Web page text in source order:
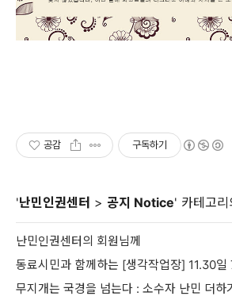
공감 구독하기
'난민인권센터 > 공지 Notice' 카테고
난민인권센터의 회원님께
동료시민과 함께하는 [생각작업장] 11.30일
무지개는 국경을 넘는다 : 소수자 난민 더하